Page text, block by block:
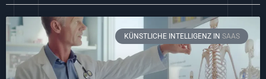
KÜNSTLICHE INTELLIGENZ IN SAAS